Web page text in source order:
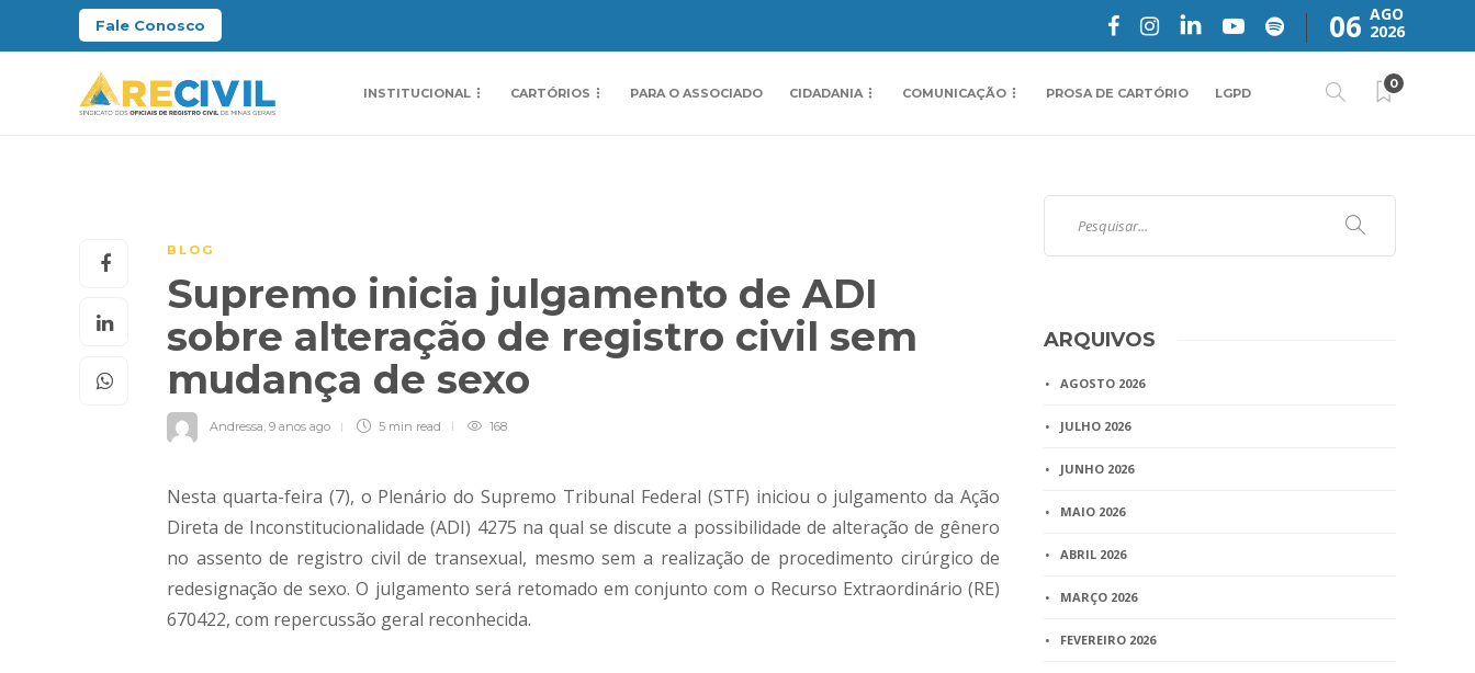
Fale Conosco 06 AGO
2026
INSTITUCIONAL CARTÓRIOS PARA O ASSOCIADO CIDADANIA COMUNICAÇÃO PROSA DE CARTÓRIO LGPD
0
BLOG
Supremo inicia julgamento de ADI
sobre alteração de registro civil sem
mudança de sexo
Andressa, 9 anos ago 5 min read 168
Nesta quarta-feira (7), o Plenário do Supremo Tribunal Federal (STF) iniciou o julgamento da Ação
Direta de Inconstitucionalidade (ADI) 4275 na qual se discute a possibilidade de alteração de gênero
no assento de registro civil de transexual, mesmo sem a realização de procedimento cirúrgico de
redesignação de sexo. O julgamento será retomado em conjunto com o Recurso Extraordinário (RE)
670422, com repercussão geral reconhecida.
ARQUIVOS
AGOSTO 2026
JULHO 2026
JUNHO 2026
MAIO 2026
ABRIL 2026
MARÇO 2026
FEVEREIRO 2026